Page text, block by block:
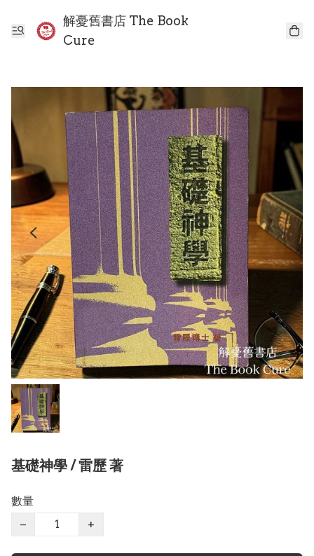
解憂舊書店 The Book
Cure
基礎神學 / 雷歷 著
數量
−
+